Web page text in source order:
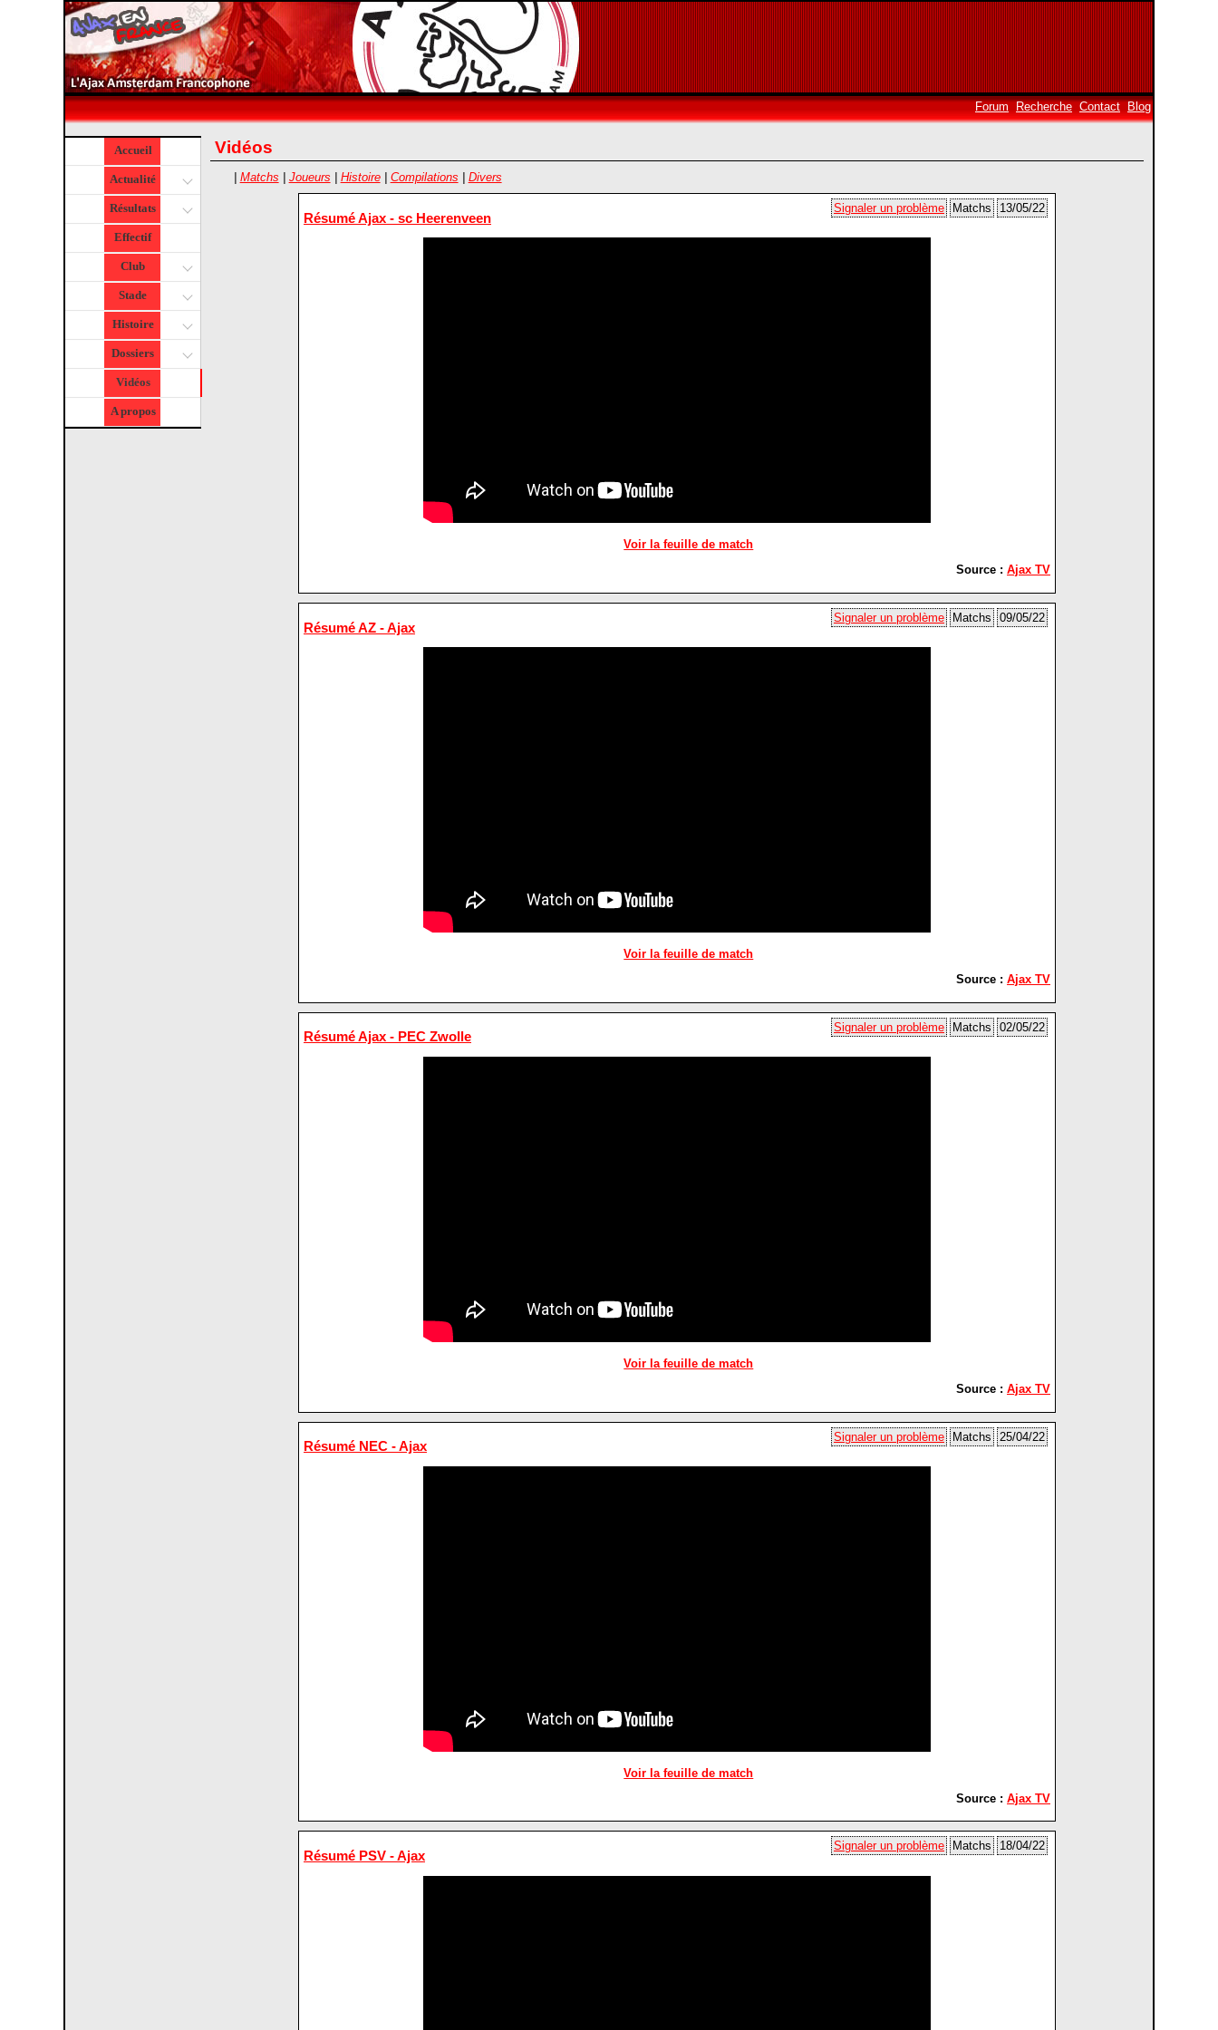
Forum Recherche Contact Blog
Accueil
Actualité
Résultats
Effectif
Club
Stade
Histoire
Dossiers
Vidéos
A propos
Vidéos
Matchs Joueurs Histoire| Compilations Divers
13/05/22
Matchs
Signaler un problème
Résumé Ajax - sc Heerenveen
Voir la feuille de match
Source : Ajax TV
09/05/22
Matchs
Signaler un problème
Résumé AZ - Ajax
Voir la feuille de match
Source : Ajax TV
02/05/22
Matchs
Signaler un problème
Résumé Ajax - PEC Zwolle
Voir la feuille de match
Source : Ajax TV
25/04/22
Matchs
Signaler un problème
Résumé NEC - Ajax
Voir la feuille de match
Source : Ajax TV
18/04/22
Matchs
Signaler un problème
Résumé PSV - Ajax